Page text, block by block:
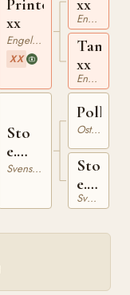
Printonan
xx
Engelskt Fullblod
XX
Sto
e.
Pollack
Svensk Varmblodig Ridhäst
xx
Engelskt Fullblod
xx
Engelskt Fullblod
Pollack
Ostpreussare
Sto
e.
Svensk Varmblodig Ridhäst